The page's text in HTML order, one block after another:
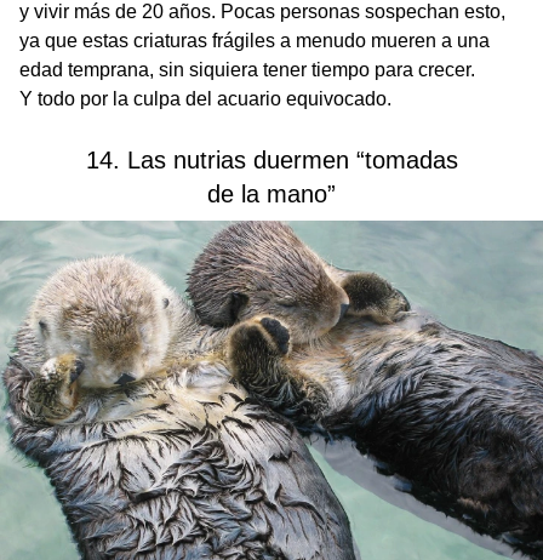
y vivir más de 20 años. Pocas personas sospechan esto,
ya que estas criaturas frágiles a menudo mueren a una
edad temprana, sin siquiera tener tiempo para crecer.
Y todo por la culpa del acuario equivocado.
14. Las nutrias duermen “tomadas
de la mano”